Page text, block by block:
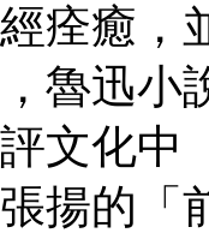
痊癒，
魯迅小
評文化
揚的「